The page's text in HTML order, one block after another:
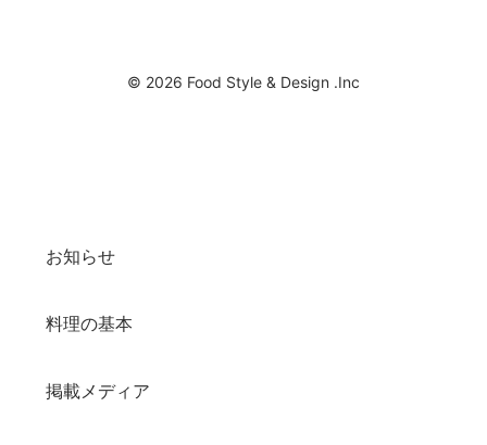
© 2026 Food Style & Design .Inc
お知らせ
料理の基本
掲載メディア